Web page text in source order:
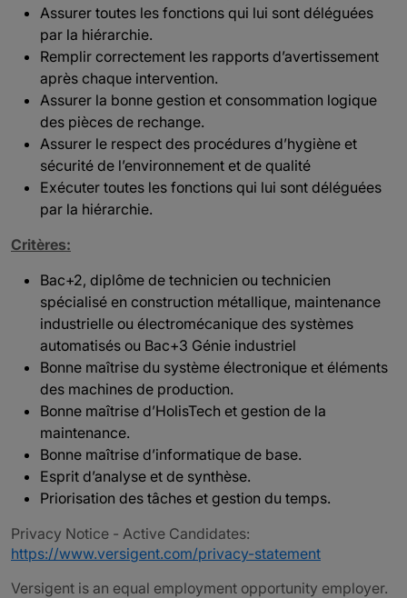
Assurer toutes les fonctions qui lui sont déléguées
par la hiérarchie.
Remplir correctement les rapports d’avertissement
après chaque intervention.
Assurer la bonne gestion et consommation logique
des pièces de rechange.
Assurer le respect des procédures d’hygiène et
sécurité de l’environnement et de qualité
Exécuter toutes les fonctions qui lui sont déléguées
par la hiérarchie.
Critères:
Bac+2, diplôme de technicien ou technicien
spécialisé en construction métallique, maintenance
industrielle ou électromécanique des systèmes
automatisés ou Bac+3 Génie industriel
Bonne maîtrise du système électronique et éléments
des machines de production.
Bonne maîtrise d’HolisTech et gestion de la
maintenance.
Bonne maîtrise d’informatique de base.
Esprit d’analyse et de synthèse.
Priorisation des tâches et gestion du temps.
Privacy Notice - Active Candidates:
https://www.versigent.com/privacy-statement
Versigent is an equal employment opportunity employer.